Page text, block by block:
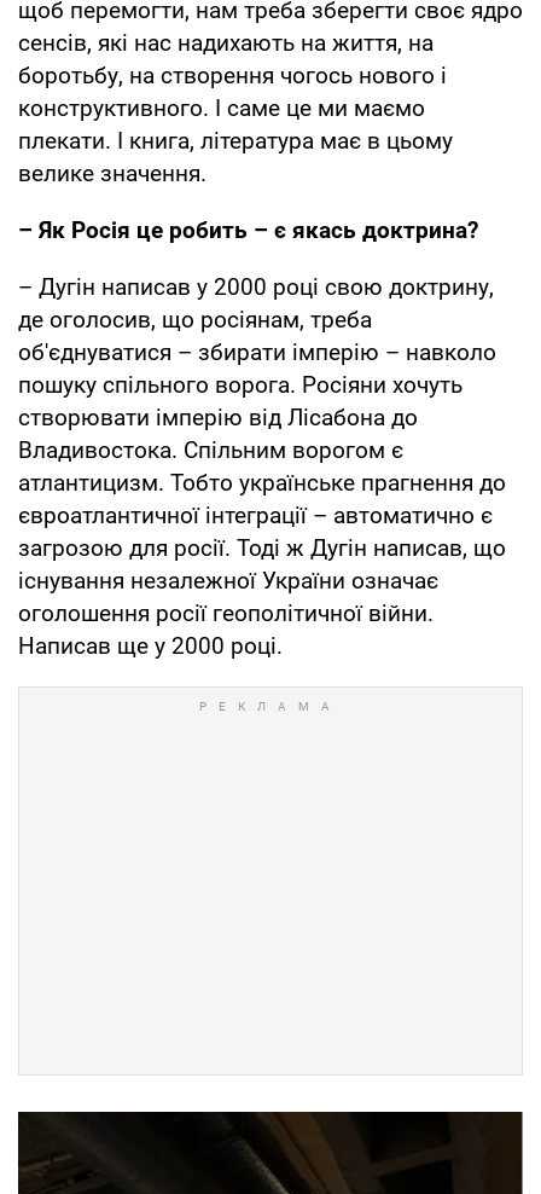
щоб перемогти, нам треба зберегти своє ядро
сенсів, які нас надихають на життя, на
боротьбу, на створення чогось нового і
конструктивного. І саме це ми маємо
плекати. І книга, література має в цьому
велике значення.
– Як Росія це робить – є якась доктрина?
– Дугін написав у 2000 році свою доктрину,
де оголосив, що росіянам, треба
об'єднуватися – збирати імперію – навколо
пошуку спільного ворога. Росіяни хочуть
створювати імперію від Лісабона до
Владивостока. Спільним ворогом є
атлантицизм. Тобто українське прагнення до
євроатлантичної інтеграції – автоматично є
загрозою для росії. Тоді ж Дугін написав, що
існування незалежної України означає
оголошення росії геополітичної війни.
Написав ще у 2000 році.